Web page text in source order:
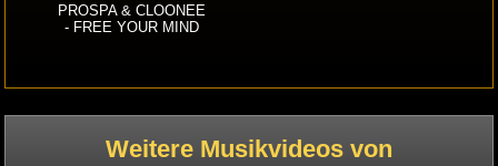
PROSPA & CLOONEE
- FREE YOUR MIND
Weitere Musikvideos von